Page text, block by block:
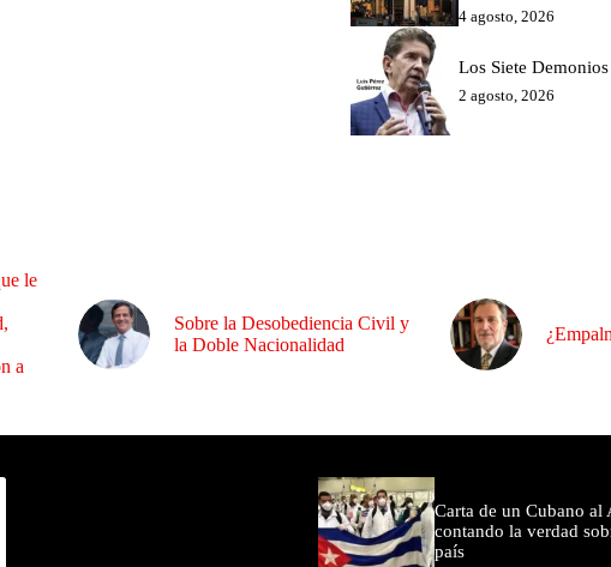
4 agosto, 2026
Los Siete
2 agosto, 2026
le
a
Sobre la Desobediencia Civil y
la Doble Nacionalidad
Carta de un Cubano
contando la verdad
país